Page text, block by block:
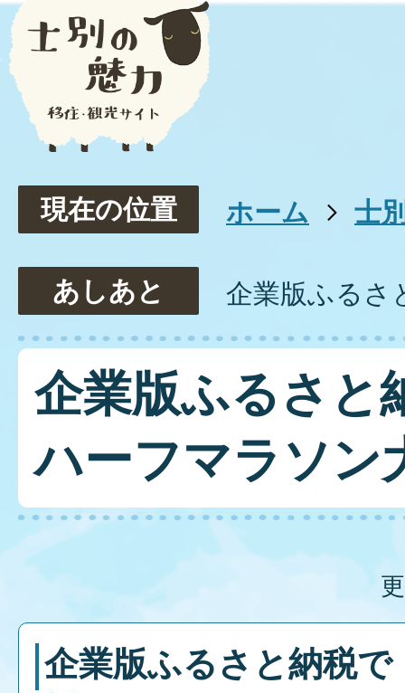
現在の位置 ホーム 士
あしあと 企業版ふるさ
企業版ふるさと
ハーフマラソン
企業版ふるさと納税で